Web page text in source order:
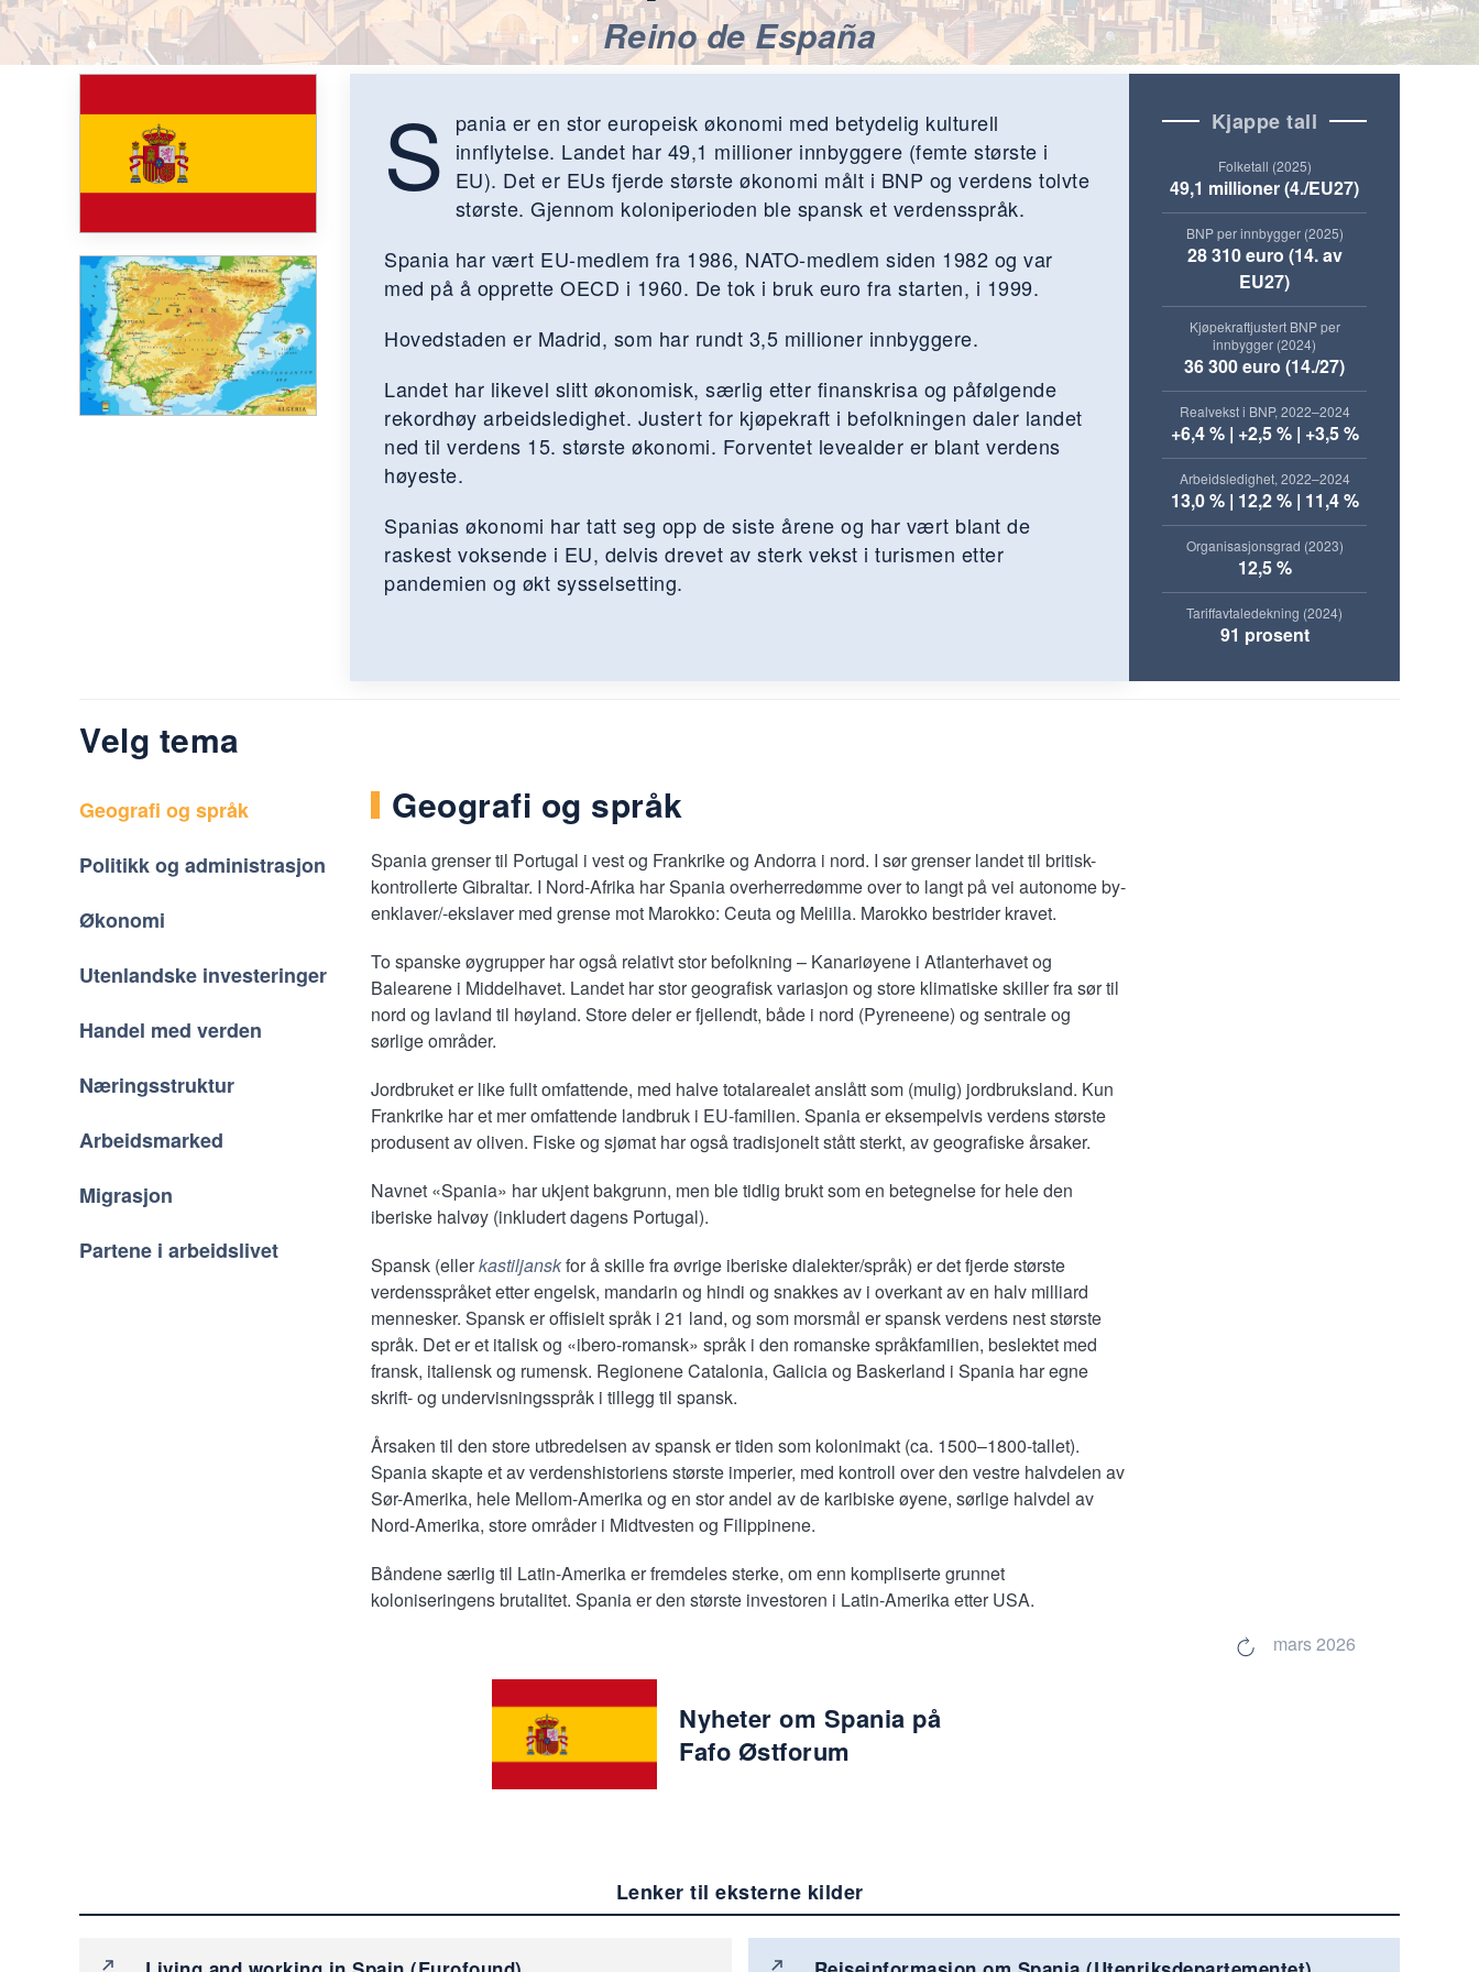
Reino de España
S pania er en stor europeisk økonomi med betydelig kulturell
innflytelse. Landet har 49,1 millioner innbyggere (femte største i
EU). Det er EUs fjerde største økonomi målt i BNP og verdens tolvte
største. Gjennom koloniperioden ble spansk et verdensspråk.
Spania har vært EU-medlem fra 1986, NATO-medlem siden 1982 og var
med på å opprette OECD i 1960. De tok i bruk euro fra starten, i 1999.
Hovedstaden er Madrid, som har rundt 3,5 millioner innbyggere.
Landet har likevel slitt økonomisk, særlig etter finanskrisa og påfølgende
rekordhøy arbeidsledighet. Justert for kjøpekraft i befolkningen daler landet
ned til verdens 15. største økonomi. Forventet levealder er blant verdens
høyeste.
Spanias økonomi har tatt seg opp de siste årene og har vært blant de
raskest voksende i EU, delvis drevet av sterk vekst i turismen etter
pandemien og økt sysselsetting.
Kjappe tall
Folketall (2025)
49,1 millioner (4./EU27)
BNP per innbygger (2025)
28 310 euro (14. av
EU27)
Kjøpekraftjustert BNP per
innbygger (2024)
36 300 euro (14./27)
Realvekst i BNP, 2022–2024
+6,4 % | +2,5 % | +3,5 %
Arbeidsledighet, 2022–2024
13,0 % | 12,2 % | 11,4 %
Organisasjonsgrad (2023)
12,5 %
Tariffavtaledekning (2024)
91 prosent
Velg tema
Geografi og språk
Politikk og administrasjon
Økonomi
Utenlandske investeringer
Handel med verden
Næringsstruktur
Arbeidsmarked
Migrasjon
Partene i arbeidslivet
Geografi og språk
Spania grenser til Portugal i vest og Frankrike og Andorra i nord. I sør grenser landet til britisk-
kontrollerte Gibraltar. I Nord-Afrika har Spania overherredømme over to langt på vei autonome by-
enklaver/-ekslaver med grense mot Marokko: Ceuta og Melilla. Marokko bestrider kravet.
To spanske øygrupper har også relativt stor befolkning – Kanariøyene i Atlanterhavet og
Balearene i Middelhavet. Landet har stor geografisk variasjon og store klimatiske skiller fra sør til
nord og lavland til høyland. Store deler er fjellendt, både i nord (Pyreneene) og sentrale og
sørlige områder.
Jordbruket er like fullt omfattende, med halve totalarealet anslått som (mulig) jordbruksland. Kun
Frankrike har et mer omfattende landbruk i EU-familien. Spania er eksempelvis verdens største
produsent av oliven. Fiske og sjømat har også tradisjonelt stått sterkt, av geografiske årsaker.
Navnet «Spania» har ukjent bakgrunn, men ble tidlig brukt som en betegnelse for hele den
iberiske halvøy (inkludert dagens Portugal).
Spansk (ellerkastiljanskfor å skille fra øvrige iberiske dialekter/språk) er det fjerde største
verdensspråket etter engelsk, mandarin og hindi og snakkes av i overkant av en halv milliard
mennesker. Spansk er offisielt språk i 21 land, og som morsmål er spansk verdens nest største
språk. Det er et italisk og «ibero-romansk» språk i den romanske språkfamilien, beslektet med
fransk, italiensk og rumensk. Regionene Catalonia, Galicia og Baskerland i Spania har egne
skrift- og undervisningsspråk i tillegg til spansk.
Årsaken til den store utbredelsen av spansk er tiden som kolonimakt (ca. 1500–1800-tallet).
Spania skapte et av verdenshistoriens største imperier, med kontroll over den vestre halvdelen av
Sør-Amerika, hele Mellom-Amerika og en stor andel av de karibiske øyene, sørlige halvdel av
Nord-Amerika, store områder i Midtvesten og Filippinene.
Båndene særlig til Latin-Amerika er fremdeles sterke, om enn kompliserte grunnet
koloniseringens brutalitet. Spania er den største investoren i Latin-Amerika etter USA.
mars 2026
Nyheter om Spania på
Fafo Østforum
Lenker til eksterne kilder